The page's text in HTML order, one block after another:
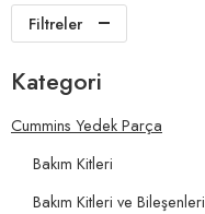
Filtreler
Kategori
Cummins Yedek Parça
Bakım Kitleri
Bakım Kitleri ve Bileşenleri